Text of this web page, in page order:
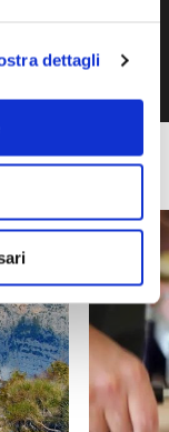
dettagli